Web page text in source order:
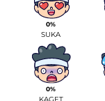
0%
SUKA
0%